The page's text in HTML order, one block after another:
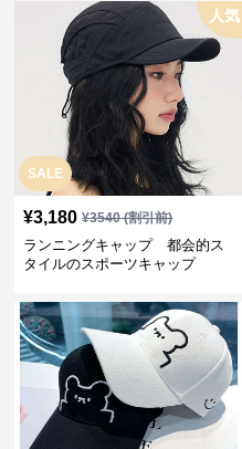
SALE
人気
¥3,180 ¥3540(割引前)
ランニングキャップ 都会的ス
タイルのスポーツキャップ